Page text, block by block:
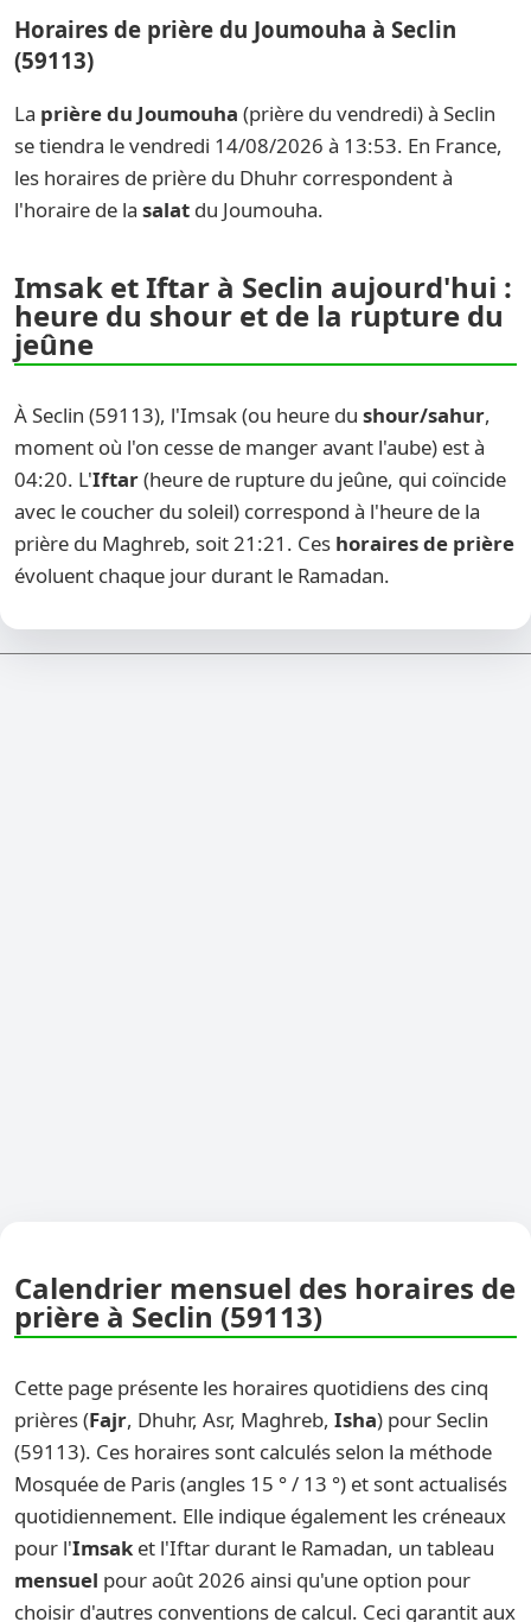
Horaires de prière du Joumouha à Seclin
(59113)
La prière du Joumouha (prière du vendredi) à Seclin
se tiendra le vendredi 14/08/2026 à 13:53. En France,
les horaires de prière du Dhuhr correspondent à
l'horaire de la salat du Joumouha.
Imsak et Iftar à Seclin aujourd'hui :
heure du shour et de la rupture du
jeûne
À Seclin (59113), l'Imsak (ou heure du shour/sahur,
moment où l'on cesse de manger avant l'aube) est à
04:20. L'Iftar(heure de rupture du jeûne, qui coïncide
avec le coucher du soleil) correspond à l'heure de la
prière du Maghreb, soit 21:21. Ces horaires de prière
évoluent chaque jour durant le Ramadan.
Calendrier mensuel des horaires de
prière à Seclin (59113)
Cette page présente les horaires quotidiens des cinq
prières (Fajr, Dhuhr, Asr, Maghreb, Isha) pour Seclin
(59113). Ces horaires sont calculés selon la méthode
Mosquée de Paris (angles 15 ° / 13 °) et sont actualisés
quotidiennement. Elle indique également les créneaux
pour l'Imsak et l'Iftar durant le Ramadan, un tableau
mensuel pour août 2026 ainsi qu'une option pour
choisir d'autres conventions de calcul. Ceci garantit aux